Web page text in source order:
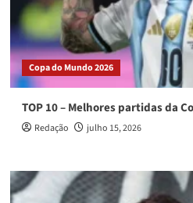
Copa do Mundo 2026
TOP 10 – Melhores partidas da
Redação julho 15, 2026